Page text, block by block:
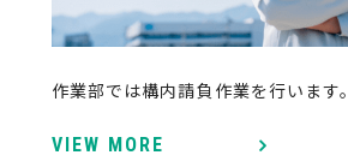
作業部では構内請負作業を行います。
VIEW MORE